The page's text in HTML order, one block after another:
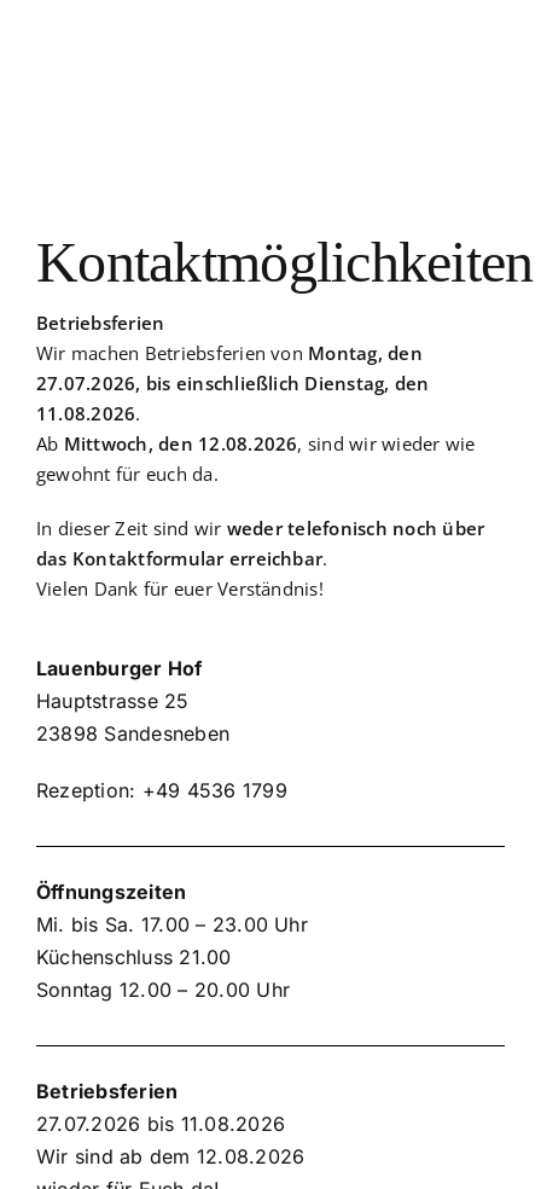
Kontaktmöglichkeiten
Betriebsferien
Wir machen Betriebsferien von Montag, den
27.07.2026, bis einschließlich Dienstag, den
11.08.2026.
Ab Mittwoch, den 12.08.2026, sind wir wieder wie
gewohnt für euch da.
In dieser Zeit sind wir weder telefonisch noch über
das Kontaktformular erreichbar.
Vielen Dank für euer Verständnis!
Lauenburger Hof
Hauptstrasse 25
23898 Sandesneben
Rezeption: +49 4536 1799
Öffnungszeiten
Mi. bis Sa. 17.00 – 23.00 Uhr
Küchenschluss 21.00
Sonntag 12.00 – 20.00 Uhr
Betriebsferien
27.07.2026 bis 11.08.2026
Wir sind ab dem 12.08.2026